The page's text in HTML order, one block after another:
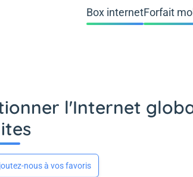
Box internetForfait
l'Internet
nous à vos favoris